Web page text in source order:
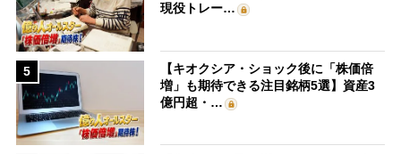
現役トレー…
5
【キオクシア・ショック後に「株価倍
増」も期待できる注目銘柄5選】資産3
億円超・…